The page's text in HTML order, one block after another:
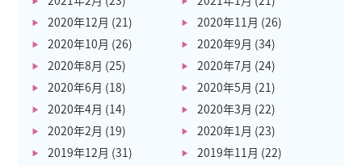
2020年12月 (21) 2020年11月 (26)
2020年10月 (26) 2020年9月 (34)
2020年8月 (25) 2020年7月 (24)
2020年6月 (18) 2020年5月 (21)
2020年4月 (14) 2020年3月 (22)
2020年2月 (19) 2020年1月 (23)
2019年12月 (31) 2019年11月 (22)